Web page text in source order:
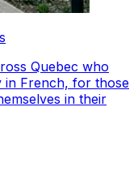
Quebec who
in French, for those
in their